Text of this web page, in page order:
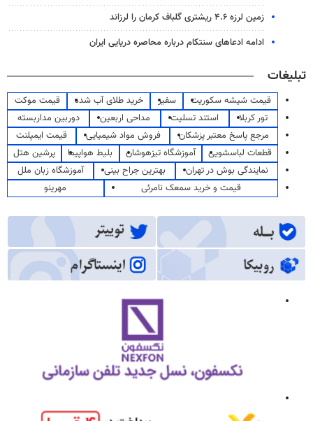
زمین لرزه ۴.۶ ریشتری گلباف کرمان را لرزاند
ادامه ادعاهای سنتکام درباره محاصره دریایی ایران
تبلیغات
قیمت شیشه سکوریت سفیر خرید طلای آب شده
قیمت موکت
تور کربلا
استند تسلیت مداحی اربعین
دوربین مداربسته
مرجع پاسخ معتبر پزشکان
فروش مواد شیمیایی
قیمت ایمپلنت
قطعات لباسشویی
آموزشگاه تیزهوشان بلیط هواپیما
پرشین هتل
نمایندگی بوش در تهران
بهترین جراح بینی
آموزشگاه زبان ملل
قیمت و خرید سمعک نامرئی
مهرینو